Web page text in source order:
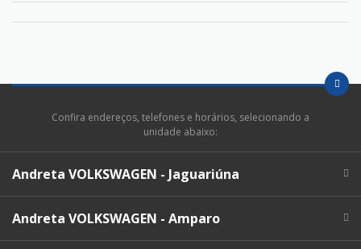
Confira endereços, telefones e horários, selecionando a
unidade abaixo:
Andreta VOLKSWAGEN - Jaguariúna
Andreta VOLKSWAGEN - Amparo